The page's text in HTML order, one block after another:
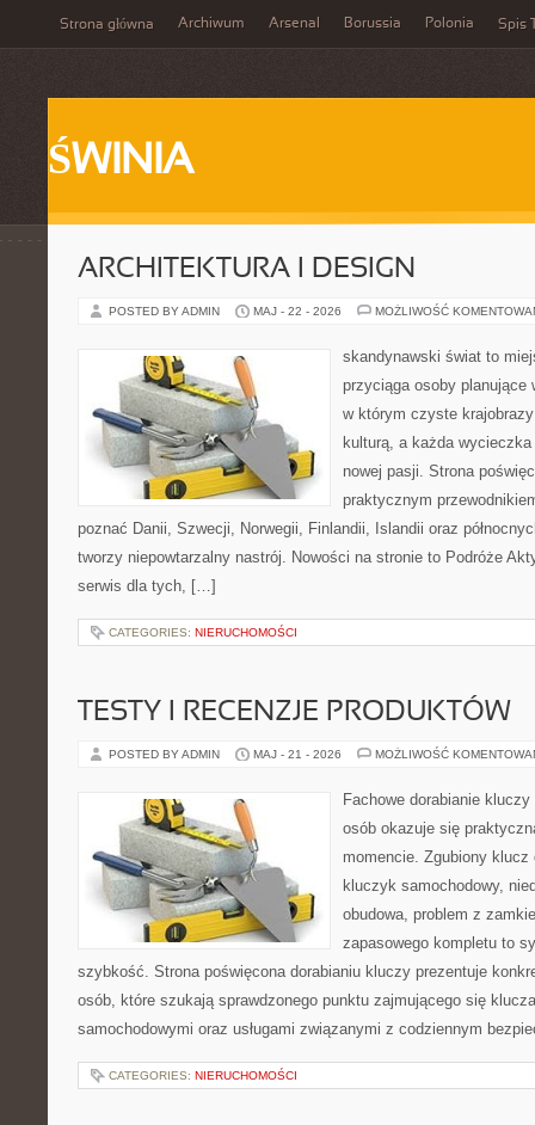
Strona główna Archiwum Arsenal Borussia Polonia Spis
ŚWINIA
ARCHITEKTURA I DESIGN
POSTED BY ADMIN MAJ - 22 - 2026 MOŻLIWOŚĆ
skandynawski świat to
przyciąga osoby planujące
w którym czyste
kulturą, a każda
nowej pasji. Strona
praktycznym
poznać Danii, Szwecji, Norwegii, Finlandii, Islandii oraz
tworzy niepowtarzalny nastrój. Nowości na stronie to Podróże
serwis dla tych, […]
CATEGORIES: NIERUCHOMOŚCI
TESTY I RECENZJE PRODUKTÓW
POSTED BY ADMIN MAJ - 21 - 2026 MOŻLIWOŚĆ
Fachowe dorabianie
osób okazuje się
momencie. Zgubiony
kluczyk samochodowy,
obudowa, problem z
zapasowego kompletu to
szybkość. Strona poświęcona dorabianiu kluczy prezentuje
osób, które szukają sprawdzonego punktu zajmującego się
samochodowymi oraz usługami związanymi z codziennym
CATEGORIES: NIERUCHOMOŚCI